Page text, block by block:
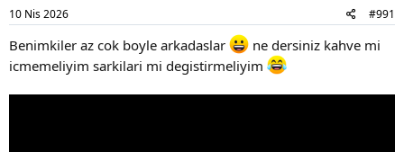
10 Nis 2026 #991
Benimkiler az cok boyle arkadaslar
ne dersiniz kahve mi
icmemeliyim sarkilari mi degistirmeliyim